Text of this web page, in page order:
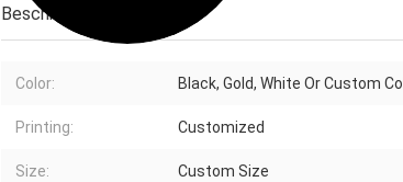
Beschreibung
Color: Black, Gold, White Or Custom
Printing: Customized
Size: Custom Size